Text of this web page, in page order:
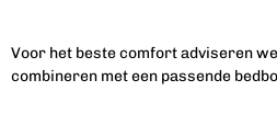
Voor het beste comfort adviseren
combineren met een passende